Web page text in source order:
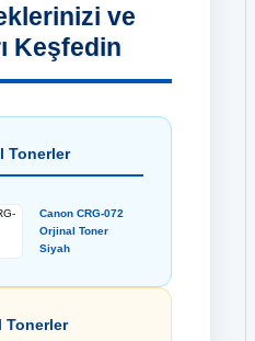
ve
Keşfedin
Tonerler
Canon CRG-072
Orjinal Toner
Siyah
Tonerler